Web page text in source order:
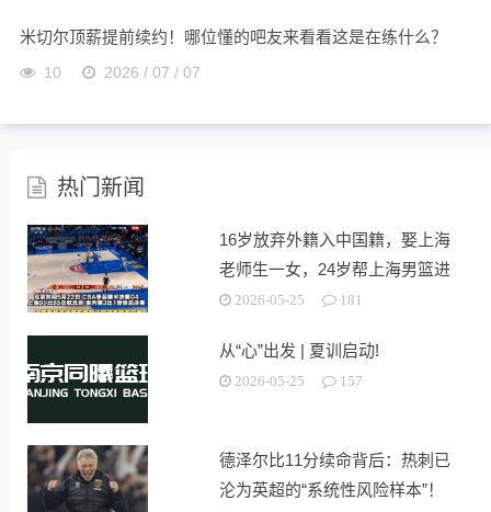
米切尔顶薪提前续约！哪位懂的吧友来看看这是在练什么？
10 2026 / 07 / 07
热门新闻
16岁放弃外籍入中国籍，娶上海
老师生一女，24岁帮上海男篮进
决赛
2026-05-25 181
从“心”出发 | 夏训启动!
2026-05-25 157
德泽尔比11分续命背后：热刺已
沦为英超的“系统性风险样本”！